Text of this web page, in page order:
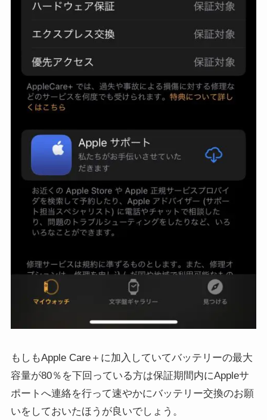
もしもApple Care＋に加入していてバッテリーの最大
容量が80％を下回っている方は保証期間内にAppleサ
ポートへ連絡を行って速やかにバッテリー交換のお願
いをしておいたほうが良いでしょう。